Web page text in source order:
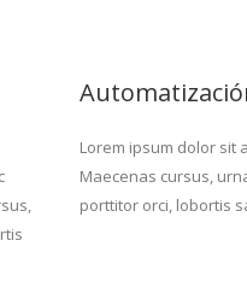
Lorem ipsum dolor sit
Maecenas cursus,
porttitor orci, lobortis